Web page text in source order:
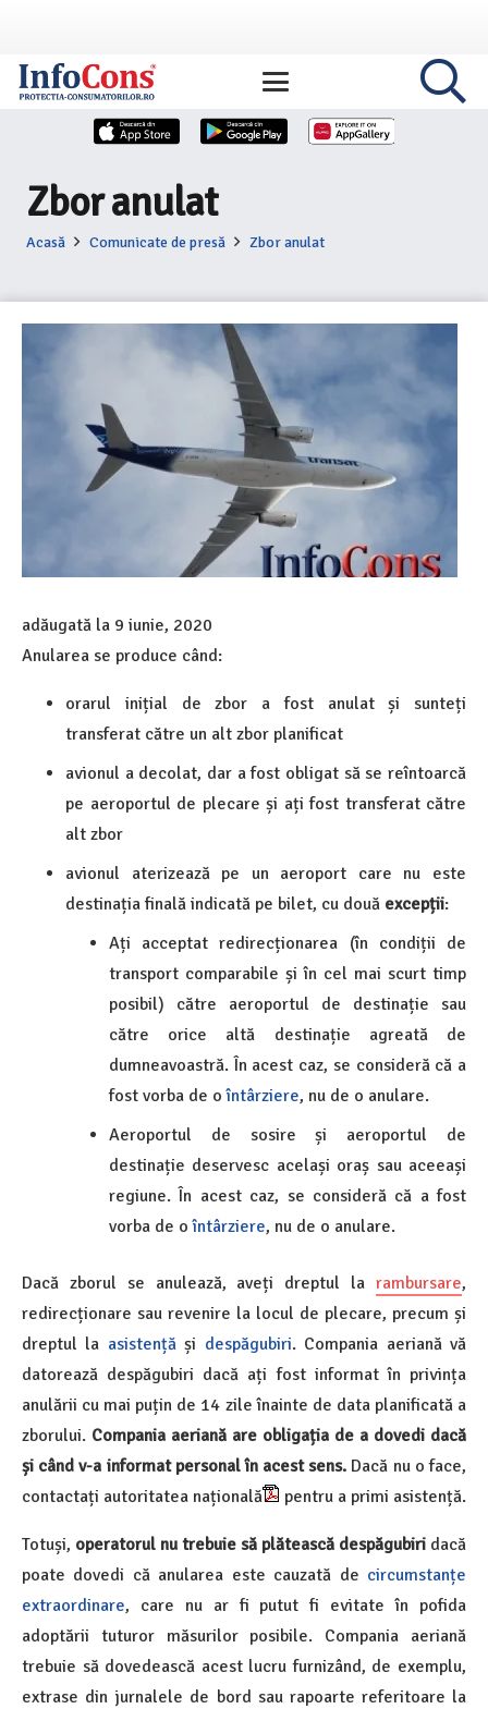
Zbor anulat
Acasă Comunicate de presă Zbor anulat
adăugată la 9 iunie, 2020
Anularea se produce când:
orarul inițial de zbor a fost anulat și sunteți
transferat către un alt zbor planificat
avionul a decolat, dar a fost obligat să se reîntoarcă
pe aeroportul de plecare și ați fost transferat către
alt zbor
avionul aterizează pe un aeroport care nu este
destinația finală indicată pe bilet, cu două excepții:
Ați acceptat redirecționarea (în condiții de
transport comparabile și în cel mai scurt timp
posibil) către aeroportul de destinație sau
către orice altă destinație agreată de
dumneavoastră. În acest caz, se consideră că a
fost vorba de oîntârziere, nu de o anulare.
Aeroportul de sosire și aeroportul de
destinație deservesc același oraș sau aceeași
regiune. În acest caz, se consideră că a fost
vorba de oîntârziere, nu de o anulare.
Dacă zborul se anulează, aveți dreptul la rambursare,
redirecționare sau revenire la locul de plecare, precum și
dreptul la asistențăși despăgubiri. Compania aeriană vă
datorează despăgubiri dacă ați fost informat în privința
anulării cu mai puțin de 14 zile înainte de data planificată a
zborului. Compania aeriană are obligația de a dovedi dacă
și când v-a informat personal în acest sens. Dacă nu o face,
contactați autoritatea națională pentru a primi asistență.
Totuși, operatorul nu trebuie să plătească despăgubiri dacă
poate dovedi că anularea este cauzată de circumstanțe
extraordinare, care nu ar fi putut fi evitate în pofida
adoptării tuturor măsurilor posibile. Compania aeriană
trebuie să dovedească acest lucru furnizând, de exemplu,
extrase din jurnalele de bord sau rapoarte referitoare la